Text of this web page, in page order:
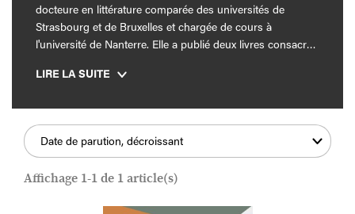
docteure en littérature comparée des universités de
Strasbourg et de Bruxelles et chargée de cours à
l'université de Nanterre. Elle a publié deux livres consacrés
extraordinaire aux illusions perdues
Phébus, 2021) et s’intéresse aux échanges culturels et
littéraires de la Mitteleuropa.
LIRE LA SUITE
Date de parution, décroissant
Affichage 1-1 de 1 article(s)